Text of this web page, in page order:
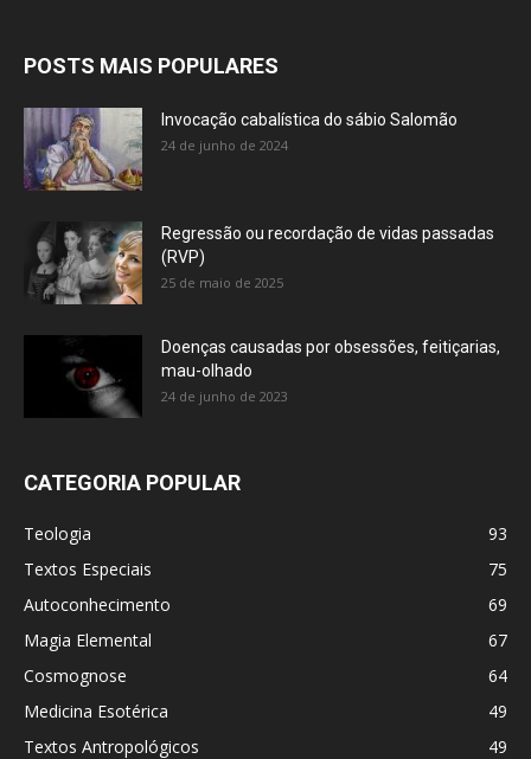
POSTS MAIS POPULARES
Invocação cabalística do sábio Salomão
24 de junho de 2024
Regressão ou recordação de vidas passadas
(RVP)
25 de maio de 2025
Doenças causadas por obsessões, feitiçarias,
mau-olhado
24 de junho de 2023
CATEGORIA POPULAR
Teologia
93
Textos Especiais
75
Autoconhecimento
69
Magia Elemental
67
Cosmognose
64
Medicina Esotérica
49
Textos Antropológicos
49